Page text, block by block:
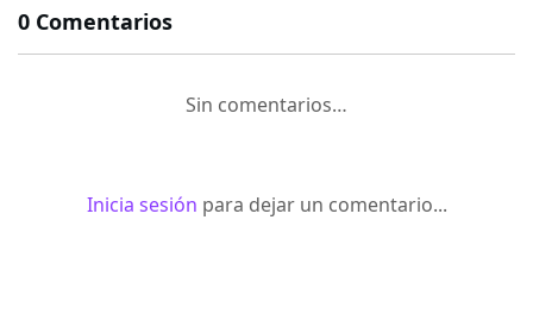
0 Comentarios
Sin comentarios…
Inicia sesión para dejar un comentario...